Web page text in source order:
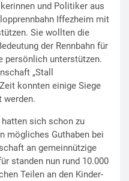
und Politiker aus
Iffezheim mit
Sie wollten die
der Rennbahn für
persönlich unterstützen.
„Stall
konnten einige Siege
werden.
sich schon zu
mögliches Guthaben bei
an gemeinnützige
standen nun rund 10.000
Teilen an den Kinder-